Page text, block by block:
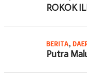
ROKOK
BERITA,
Putra